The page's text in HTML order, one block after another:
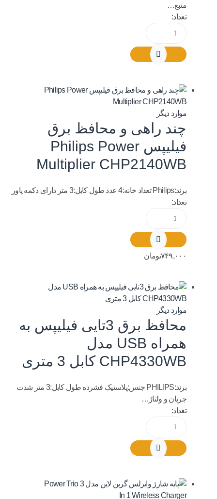
منبع…
تعداد:
موارد دیگر
چند راهی و محافظ برق
فیلیپس Philips Power
Multiplier CHP2140WB
برند:Philips تعداد خانه:4 عدد طول کابل:3 متر دارای دکمه پاور
تعداد:
۷۴۹,۰۰۰تومان
موارد دیگر
محافظ برق 3تایی فیلیپس به
همراه USB مدل
CHP4330WB کابل 3 متری
برند:PHILIPS جنس:پلاستیک فشرده طول کابل:3 متر شدت
جریان و ولتاژ…
تعداد: